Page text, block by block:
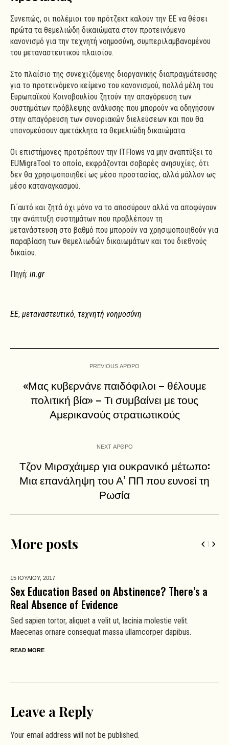
Συνεπώς, οι πολέμιοι του πρότζεκτ καλούν την ΕΕ να θέσει
πρώτα τα θεμελιώδη δικαιώματα στον προτεινόμενο
κανονισμό για την τεχνητή νοημοσύνη, συμπεριλαμβανομένου
του μεταναστευτικού πλαισίου.
Στο πλαίσιο της συνεχιζόμενης διοργανικής διαπραγμάτευσης
για το προτεινόμενο κείμενο του κανονισμού, πολλά μέλη του
Ευρωπαϊκού Κοινοβουλίου ζητούν την απαγόρευση των
συστημάτων πρόβλεψης ανάλυσης που μπορούν να οδηγήσουν
στην απαγόρευση των συνοριακών διελεύσεων και που θα
υπονομεύσουν αμετάκλητα τα θεμελιώδη δικαιώματα.
Οι επιστήμονες προτρέπουν την ITFlows να μην αναπτύξει το
EUMigraTool το οποίο, εκφράζονται σοβαρές ανησυχίες, ότι
δεν θα χρησιμοποιηθεί ως μέσο προστασίας, αλλά μάλλον ως
μέσο καταναγκασμού.
Γι΄αυτό και ζητά όχι μόνο να το αποσύρουν αλλά να αποφύγουν
την ανάπτυξη συστημάτων που προβλέπουν τη
μετανάστευση στο βαθμό που μπορούν να χρησιμοποιηθούν για
παραβίαση των θεμελιωδών δικαιωμάτων και του διεθνούς
δικαίου.
Πηγή: in.gr
ΕΕ, μεταναστευτικό, τεχνητή νοημοσύνη
PREVIOUS ΑΡΘΡΟ
«Μας κυβερνάνε παιδόφιλοι – θέλουμε
πολιτική βία» – Τι συμβαίνει με τους
Αμερικανούς στρατιωτικούς
NEXT ΑΡΘΡΟ
Τζον Μιρσχάιμερ για ουκρανικό μέτωπο:
Μια επανάληψη του Α’ ΠΠ που ευνοεί τη
Ρωσία
More posts
15 ΙΟΥΛΙΟΥ, 2017
Sex Education Based on Abstinence? There’s a
Real Absence of Evidence
Sed sapien tortor, aliquet a velit ut, lacinia molestie velit.
Maecenas ornare consequat massa ullamcorper dapibus.
READ MORE
Leave a Reply
Your email address will not be published.